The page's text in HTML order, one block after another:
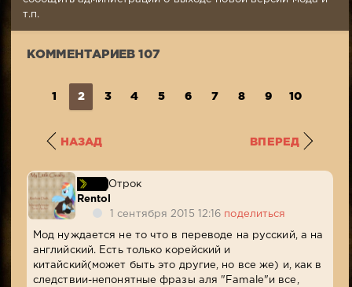
т.п.
КОММЕНТАРИЕВ 107
1 2 3 4 5 6 7 8 9 10
НАЗАД ВПЕРЕД
Отрок
Rentol
1 сентября 2015 12:16 поделиться
Мод нуждается не то что в переводе на русский, а на
английский. Есть только корейский и
китайский(может быть это другие, но все же) и, как в
следствии-непонятные фразы аля "Famale"и все,